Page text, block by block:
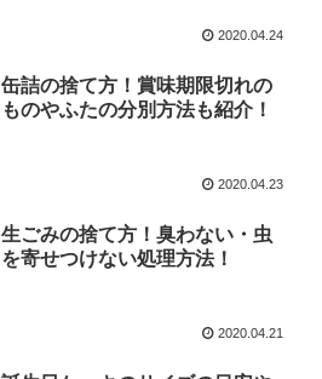
2020.04.24
缶詰の捨て方！賞味期限切れの
ものやふたの分別方法も紹介！
2020.04.23
生ごみの捨て方！臭わない・虫
を寄せつけない処理方法！
2020.04.21